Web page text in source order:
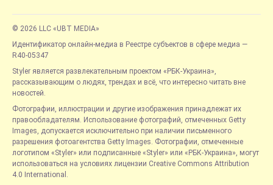
© 2026 LLC «UBT MEDIA»
Идентификатор онлайн-медиа в Реестре субъектов в сфере медиа —
R40-05347
Styler является развлекательным проектом «РБК-Украина»,
рассказывающим о людях, трендах и всё, что интересно читать вне
новостей.
Фотографии, иллюстрации и другие изображения принадлежат их
правообладателям. Использование фотографий, отмеченных Getty
Images, допускается исключительно при наличии письменного
разрешения фотоагентства Getty Images. Фотографии, отмеченные
логотипом «Styler» или подписанные «Styler» или «РБК-Украина», могут
использоваться на условиях лицензии Creative Commons Attribution
4.0 International.